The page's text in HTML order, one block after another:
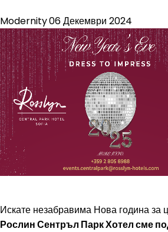
Modernity06 Декември 2024
Искате незабравима Нова година за
Рослин Сентръл Парк Хотел сме